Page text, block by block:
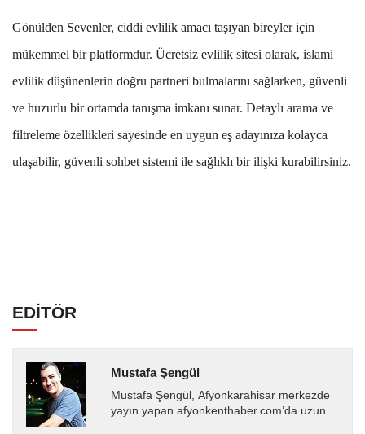
Gönülden Sevenler, ciddi evlilik amacı taşıyan bireyler için
mükemmel bir platformdur. Ücretsiz evlilik sitesi olarak, islami
evlilik düşünenlerin doğru partneri bulmalarını sağlarken, güvenli
ve huzurlu bir ortamda tanışma imkanı sunar. Detaylı arama ve
filtreleme özellikleri sayesinde en uygun eş adayınıza kolayca
ulaşabilir, güvenli sohbet sistemi ile sağlıklı bir ilişki kurabilirsiniz.
EDİTÖR
Mustafa Şengül
Mustafa Şengül, Afyonkarahisar merkezde
yayın yapan afyonkenthaber.com’da uzun